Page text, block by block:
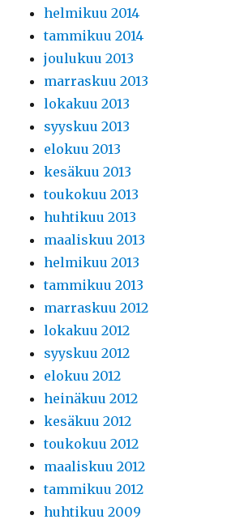
helmikuu 2014
tammikuu 2014
joulukuu 2013
marraskuu 2013
lokakuu 2013
syyskuu 2013
elokuu 2013
kesäkuu 2013
toukokuu 2013
huhtikuu 2013
maaliskuu 2013
helmikuu 2013
tammikuu 2013
marraskuu 2012
lokakuu 2012
syyskuu 2012
elokuu 2012
heinäkuu 2012
kesäkuu 2012
toukokuu 2012
maaliskuu 2012
tammikuu 2012
huhtikuu 2009